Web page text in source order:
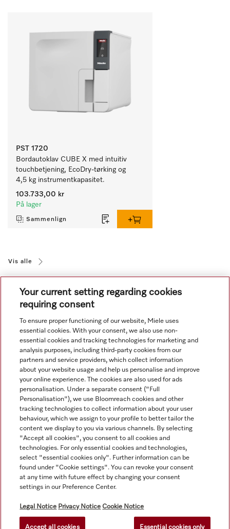
PST 1720
Bordautoklav CUBE X med intuitiv
touchbetjening, EcoDry-tørking og
4,5 kg instrumentkapasitet.
103.733,00 kr
På lager
Sammenlign
Vis alle
Navigasjon
Service
Alle produktpriser uten mva; alltid uten dekorasjonsmateriale.
Your current setting regarding cookies
requiring consent
To ensure proper functioning of our website, Miele uses
essential cookies. With your consent, we also use non-
essential cookies and tracking technologies for marketing and
analysis purposes, including third-party cookies from our
partners and service providers, which collect information
about your website usage and help us personalise and improve
your online experience. The cookies are also used for ads
personalisation. Under a separate consent ("Full
Personalisation"), we use Bloomreach cookies and other
tracking technologies to collect information about your user
behaviour, which we assign to your profile to better tailor the
content we display to you via various channels. By selecting
"Accept all cookies", you consent to all cookies and
technologies. For only essential cookies and technologies,
select "essential cookies only". Further information can be
found under "Cookie settings". You can revoke your consent
at any time with future effect by changing your consent
settings in our Preference Center.
Legal Notice Privacy Notice Cookie Notice
Accept all cookies Essential cookies only